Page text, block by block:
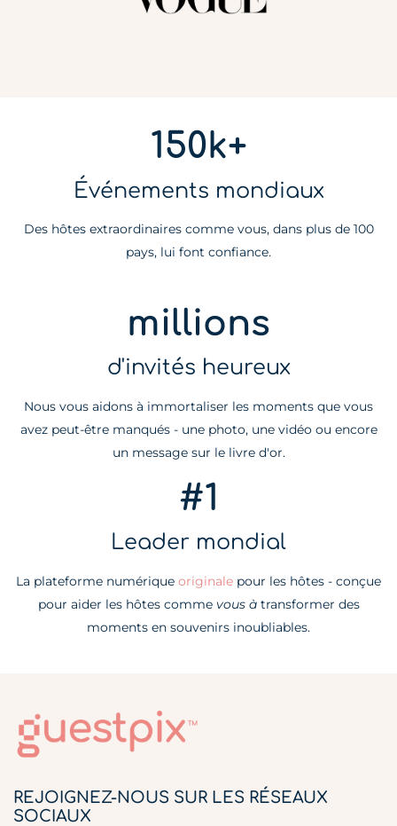
150k+
Événements mondiaux
Des hôtes extraordinaires comme vous, dans plus de 100
pays, lui font confiance.
millions
d'invités heureux
Nous vous aidons à immortaliser les moments que vous
avez peut-être manqués - une photo, une vidéo ou encore
un message sur le livre d'or.
#1
Leader mondial
La plateforme numérique originale pour les hôtes - conçue
pour aider les hôtes comme vous àtransformer des
moments en souvenirs inoubliables.
REJOIGNEZ-NOUS SUR LES RÉSEAUX
SOCIAUX